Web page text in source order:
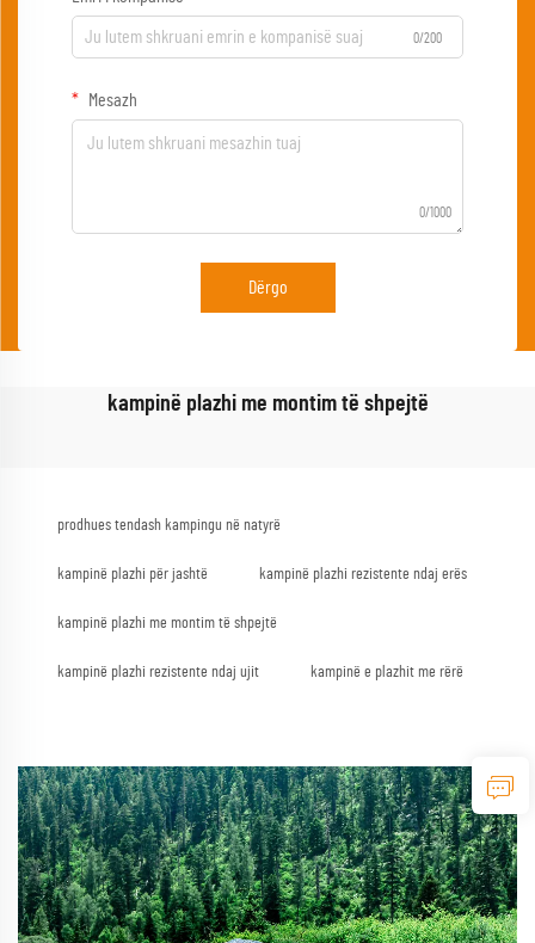
0/200
Mesazh
0/1000
Dërgo
kampinë plazhi me montim të shpejtë
prodhues tendash kampingu në natyrë
kampinë plazhi për jashtë kampinë plazhi rezistente ndaj erës
kampinë plazhi me montim të shpejtë
kampinë plazhi rezistente ndaj ujit kampinë e plazhit me rërë